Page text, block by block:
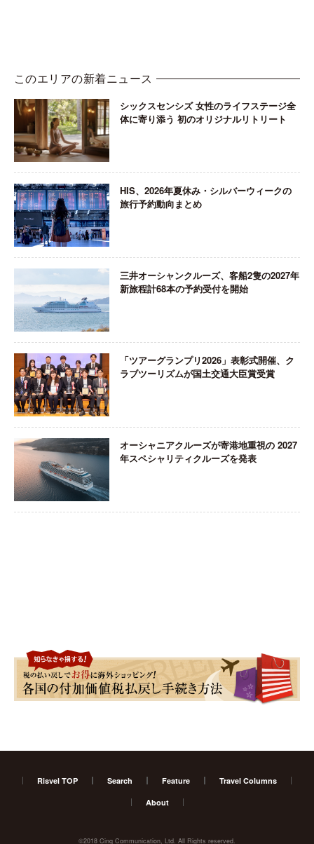
このエリアの新着ニュース
シックスセンシズ 女性のライフステージ全
体に寄り添う 初のオリジナルリトリート
HIS、2026年夏休み・シルバーウィークの
旅行予約動向まとめ
三井オーシャンクルーズ、客船2隻の2027年
新旅程計68本の予約受付を開始
「ツアーグランプリ2026」表彰式開催、ク
ラブツーリズムが国土交通大臣賞受賞
オーシャニアクルーズが寄港地重視の 2027
年スペシャリティクルーズを発表
Risvel TOP Search Feature Travel Columns
About
©2018 Cinq Communication, Ltd. All Rights reserved.